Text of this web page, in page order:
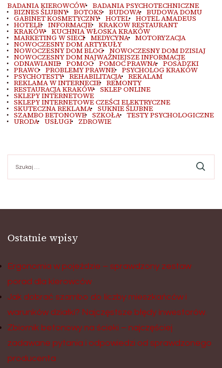
BADANIA KIEROWCÓW BADANIA PSYCHOTECHNICZNE
BIZNES ŚLUBNY BOTOKS BUDOWA BUDOWA DOMU
GABINET KOSMETYCZNY HOTEL HOTEL AMADEUS
HOTELE INFORMACJE KRAKOW RESTAURANT
KRAKÓW KUCHNIA WŁOSKA KRAKÓW
MARKETING W SIECI MEDYCYNA MOTORYZACJA
NOWOCZESNY DOM ARTYKUŁY
NOWOCZESNY DOM BLOG NOWOCZESNY DOM DZISIAJ
NOWOCZESNY DOM NAJWAŻNIEJSZE INFORMACJE
ODNAWIANIE POMOC POMOC PRAWNA POSADZKI
PRAWO PROBLEMY PRAWNE PSYCHOLOG KRAKÓW
PSYCHOTESTY REHABILITACJA REKALAM
REKLAMA W INTERNECIE REMONTY
RESTAURACJA KRAKÓW SKLEP ONLINE
SKLEPY INTERNETOWE
SKLEPY INTERNETOWE CZEŚCI ELEKTRYCZNE
SKUTECZNA REKLAMA SUKNIE ŚLUBNE
SZAMBO BETONOWE SZKOŁA TESTY PSYCHOLOGICZNE
URODA USŁUGI ZDROWIE
Ostatnie wpisy
Ergonomia w pojeździe – sprawdzony zestaw
porad dla kierowców
Jak dobrać szambo do liczby mieszkańców i
warunków działki? Najczęstsze błędy inwestorów.
Zbiornik betonowy na ścieki – najczęściej
zadawane pytania i odpowiedzi od sprawdzonego
producenta